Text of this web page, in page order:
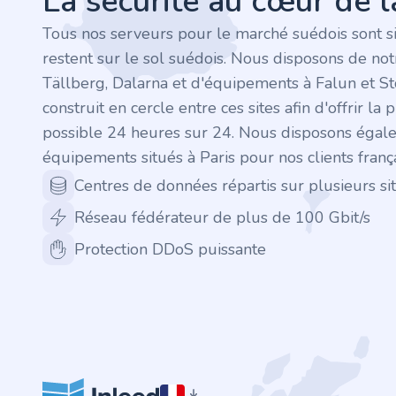
.in
.shop
.tips
Tous nos serveurs pour le marché suédois sont
restent sur le sol suédois. Nous disposons de
Tällberg, Dalarna et d'équipements à Falun et
construit en cercle entre ces sites afin d'offrir la
possible 24 heures sur 24. Nous disposons
équipements situés à Paris pour nos clients
Centres de données répartis sur plusieurs
Réseau fédérateur de plus de 100 Gbit/s
Protection DDoS puissante